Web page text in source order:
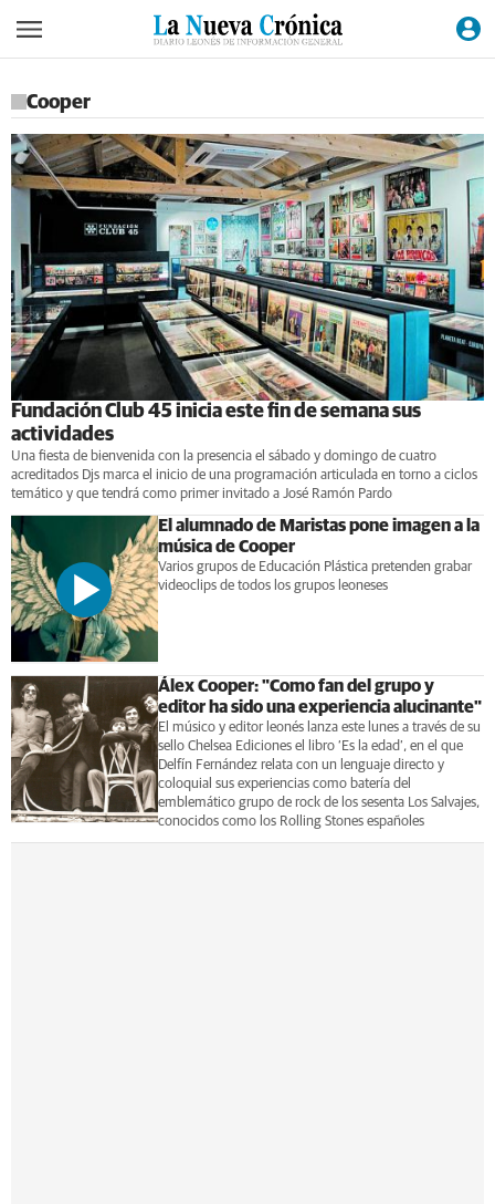
Cooper
Fundación Club 45 inicia este fin de semana sus
actividades
Una fiesta de bienvenida con la presencia el sábado y domingo de cuatro
acreditados Djs marca el inicio de una programación articulada en torno a ciclos
temático y que tendrá como primer invitado a José Ramón Pardo
El alumnado de Maristas pone imagen a la
música de Cooper
Varios grupos de Educación Plástica pretenden grabar
videoclips de todos los grupos leoneses
Álex Cooper: "Como fan del grupo y
editor ha sido una experiencia alucinante"
El músico y editor leonés lanza este lunes a través de su
sello Chelsea Ediciones el libro ‘Es la edad’, en el que
Delfín Fernández relata con un lenguaje directo y
coloquial sus experiencias como batería del
emblemático grupo de rock de los sesenta Los Salvajes,
conocidos como los Rolling Stones españoles